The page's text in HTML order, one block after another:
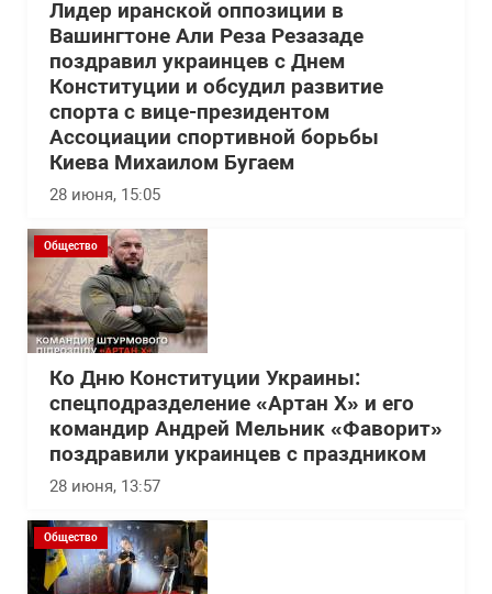
Лидер иранской оппозиции в
Вашингтоне Али Реза Резазаде
поздравил украинцев с Днем
Конституции и обсудил развитие
спорта с вице-президентом
Ассоциации спортивной борьбы
Киева Михаилом Бугаем
28 июня, 15:05
Общество
Ко Дню Конституции Украины:
спецподразделение «Артан Х» и его
командир Андрей Мельник «Фаворит»
поздравили украинцев с праздником
28 июня, 13:57
Общество